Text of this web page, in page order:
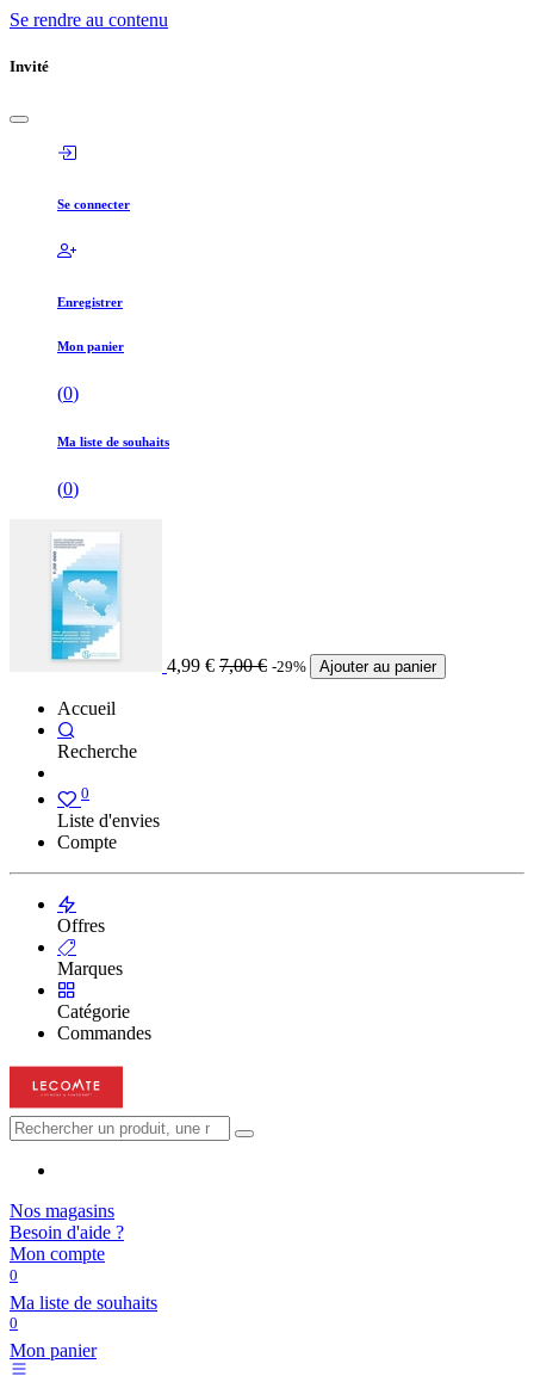
Se rendre au contenu
Invité
Se connecter
Enregistrer
Mon panier
(0)
Ma liste de souhaits
(0)
4,99 € 7,00€ -29% Ajouter au panier
Accueil
Recherche
0
Liste d'envies
Compte
Offres
Marques
Catégorie
Commandes
Nos magasins
Besoin d'aide ?
Mon compte
0
Ma liste de souhaits
0
Mon panier